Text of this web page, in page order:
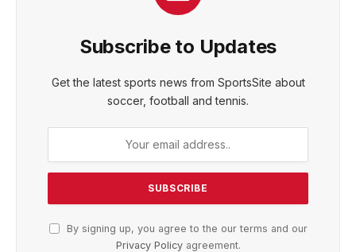
Subscribe to Updates
Get the latest sports news from SportsSite about
soccer, football and tennis.
By signing up, you agree to the our terms and our
Privacy Policyagreement.